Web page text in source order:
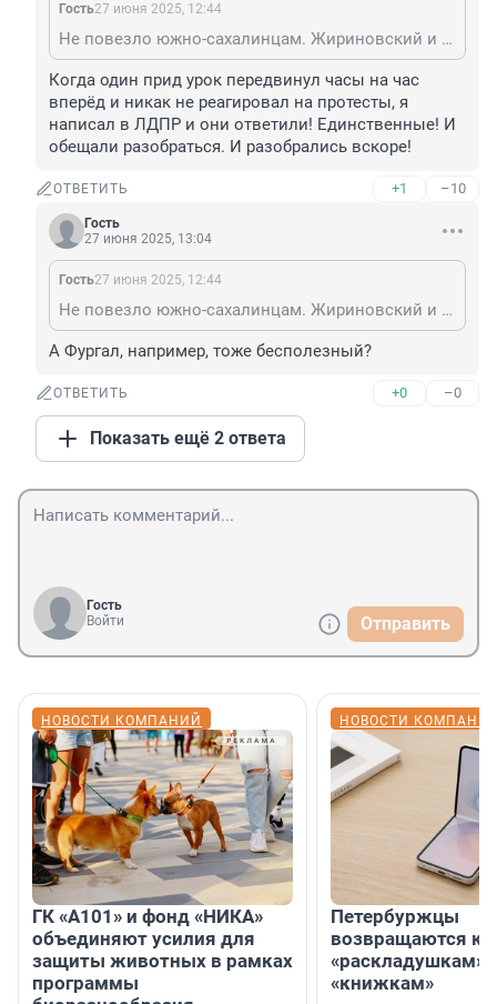
Гость27 июня 2025, 12:44
Не повезло южно-сахалинцам. Жириновский и его партия за десятилетия своего существования ничего полезного для страны не сделали. Ни припомню ни одного даже законопроекта, которая ЛДПР пыталась бы предложить, улучшающего жизнь людей. Зато гос. финансирование эта партия получала исправно.
Когда один прид урок передвинул часы на час
вперёд и никак не реагировал на протесты, я
написал в ЛДПР и они ответили! Единственные! И
обещали разобраться. И разобрались вскоре!
ОТВЕТИТЬ +1 –10
Гость
27 июня 2025, 13:04
Гость27 июня 2025, 12:44
Не повезло южно-сахалинцам. Жириновский и его партия за десятилетия своего существования ничего полезного для страны не сделали. Ни припомню ни одного даже законопроекта, которая ЛДПР пыталась бы предложить, улучшающего жизнь людей. Зато гос. финансирование эта партия получала исправно.
А Фургал, например, тоже бесполезный?
ОТВЕТИТЬ +0 –0
Показать ещё 2 ответа
Гость
Войти
Отправить
НОВОСТИ КОМПАНИЙ
ГК «А101» и фонд «НИКА»
объединяют усилия для
защиты животных в рамках
программы
НОВОСТИ
Петербуржцы
возвращаются к
«раскладушкам»
«книжкам»